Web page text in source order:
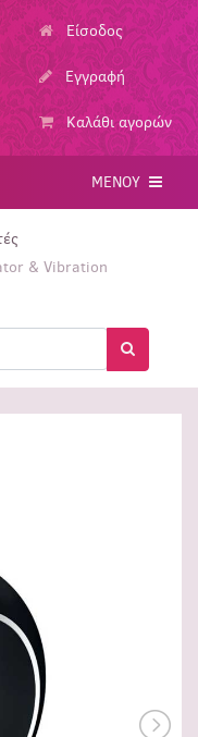
Είσοδος
Εγγραφή
Καλάθι αγορών
ΜΕΝΟΥ
& Vibration